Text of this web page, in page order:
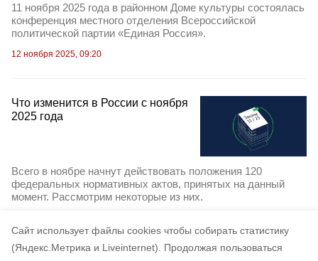
Cайт использует файлы cookies чтобы собирать статистику
(Яндекс.Метрика и Liveinternet).
Продолжая пользоваться
11 ноября 2025 года в районном Доме культуры состоялась
конференция местного отделения Всероссийской
политической партии «Единая Россия».
12 ноября 2025, 09:20
Что изменится в России с ноября
2025 года
Всего в ноябре начнут действовать положения 120
федеральных нормативных актов, принятых на данный
момент. Рассмотрим некоторые из них.